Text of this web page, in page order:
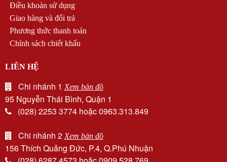
Điều khoản sử dụng
Giao hàng và đổi trả
Phương thức thanh toán
Chính sách chiết khấu
LIÊN HỆ
Chi nhánh 1Xem bản đồ
95 Nguyễn Thái Bình, Quận 1
(028) 2253 3774 hoặc 0963.313.849
Chi nhánh 2Xem bản đồ
156 Thích Quảng Đức, P.4, Q.Phú Nhuận